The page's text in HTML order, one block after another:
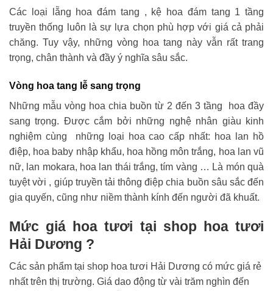
Các loại lẵng hoa đám tang , kệ hoa đám tang 1 tầng
truyền thống luôn là sự lựa chọn phù hợp với giá cả phải
chăng. Tuy vậy, những vòng hoa tang này vẫn rất trang
trọng, chân thành và đầy ý nghĩa sâu sắc.
Vòng hoa tang lễ sang trọng
Những mẫu vòng hoa chia buồn từ 2 đến 3 tầng hoa đầy
sang trọng. Được cắm bởi những nghệ nhân giàu kinh
nghiệm cùng những loại hoa cao cấp nhất: hoa lan hồ
điệp, hoa baby nhập khẩu, hoa hồng môn trắng, hoa lan vũ
nữ, lan mokara, hoa lan thái trắng, tím vàng … Là món quà
tuyệt vời , giúp truyền tải thông điệp chia buồn sâu sắc đến
gia quyến, cũng như niềm thành kính đến người đã khuất.
Mức giá hoa tươi tại shop hoa tươi
Hải Dương ?
Các sản phẩm tại shop hoa tươi Hải Dương có mức giá rẻ
nhất trên thị trường. Giá dao động từ vài trăm nghìn đến